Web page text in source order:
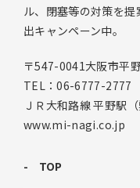
ル、閉塞等の対策を
出キャンペーン中。
〒547-0041大阪市平
TEL：06-6777-
ＪＲ大和路線 平野駅
www.mi-nagi.co.jp
TOP